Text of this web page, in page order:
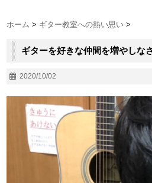
ホーム > ギター教室への熱い思い >
ギターを好きな仲間を増やしな
2020/10/02